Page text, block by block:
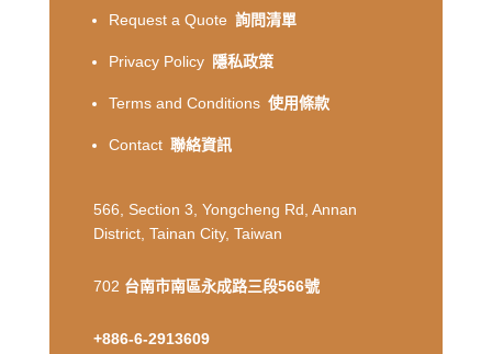
Request a Quote 詢問清單
Privacy Policy 隱私政策
Terms and Conditions 使用條款
Contact 聯絡資訊
566, Section 3, Yongcheng Rd, Annan
District, Tainan City, Taiwan
702 台南市南區永成路三段566號
+886-6-2913609